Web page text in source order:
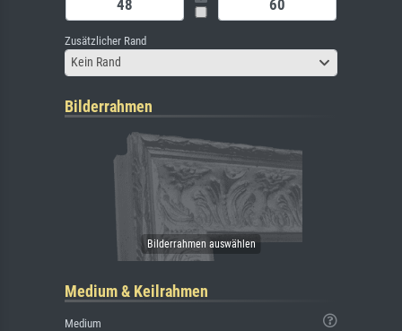
Zusätzlicher Rand
Kein Rand
Bilderrahmen
Medium & Keilrahmen
Medium